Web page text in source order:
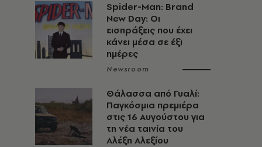
Spider-Man: Brand
New Day: Οι
εισπράξεις που έχει
κάνει μέσα σε έξι
ημέρες
Newsroom
Θάλασσα από Γυαλί:
Παγκόσμια πρεμιέρα
στις 16 Αυγούστου για
τη νέα ταινία του
Αλέξη Αλεξίου